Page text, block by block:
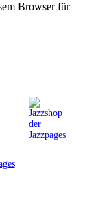
Browser für